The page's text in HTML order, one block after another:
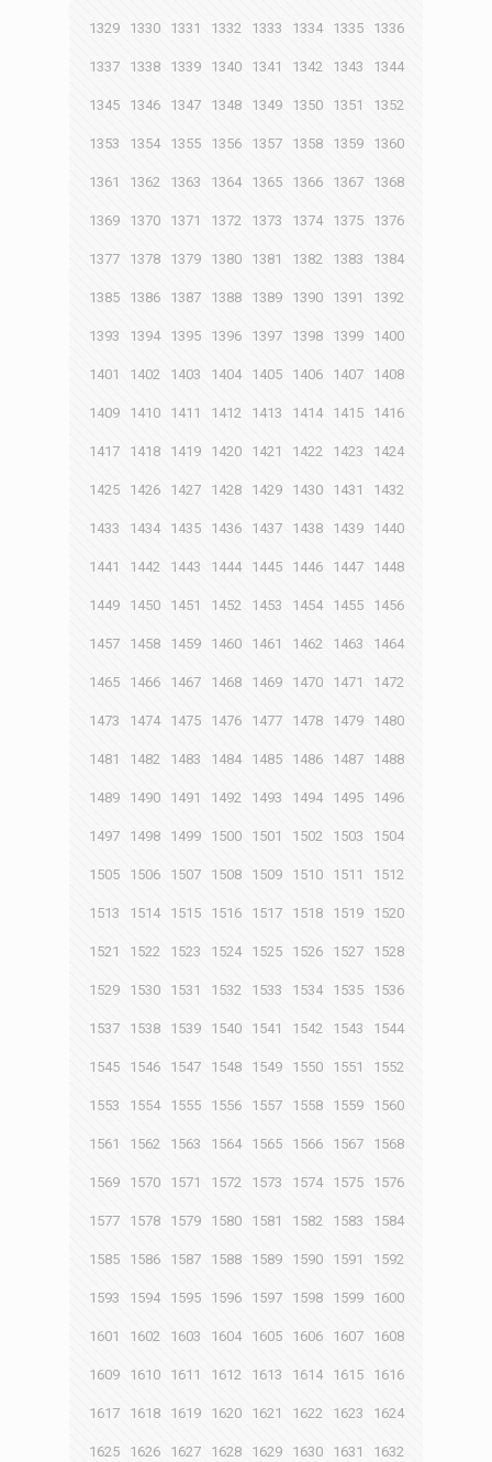
1329 1330 1331 1332 1333 1334 1335 1336
1337 1338 1339 1340 1341 1342 1343 1344
1345 1346 1347 1348 1349 1350 1351 1352
1353 1354 1355 1356 1357 1358 1359 1360
1361 1362 1363 1364 1365 1366 1367 1368
1369 1370 1371 1372 1373 1374 1375 1376
1377 1378 1379 1380 1381 1382 1383 1384
1385 1386 1387 1388 1389 1390 1391 1392
1393 1394 1395 1396 1397 1398 1399 1400
1401 1402 1403 1404 1405 1406 1407 1408
1409 1410 1411 1412 1413 1414 1415 1416
1417 1418 1419 1420 1421 1422 1423 1424
1425 1426 1427 1428 1429 1430 1431 1432
1433 1434 1435 1436 1437 1438 1439 1440
1441 1442 1443 1444 1445 1446 1447 1448
1449 1450 1451 1452 1453 1454 1455 1456
1457 1458 1459 1460 1461 1462 1463 1464
1465 1466 1467 1468 1469 1470 1471 1472
1473 1474 1475 1476 1477 1478 1479 1480
1481 1482 1483 1484 1485 1486 1487 1488
1489 1490 1491 1492 1493 1494 1495 1496
1497 1498 1499 1500 1501 1502 1503 1504
1505 1506 1507 1508 1509 1510 1511 1512
1513 1514 1515 1516 1517 1518 1519 1520
1521 1522 1523 1524 1525 1526 1527 1528
1529 1530 1531 1532 1533 1534 1535 1536
1537 1538 1539 1540 1541 1542 1543 1544
1545 1546 1547 1548 1549 1550 1551 1552
1553 1554 1555 1556 1557 1558 1559 1560
1561 1562 1563 1564 1565 1566 1567 1568
1569 1570 1571 1572 1573 1574 1575 1576
1577 1578 1579 1580 1581 1582 1583 1584
1585 1586 1587 1588 1589 1590 1591 1592
1593 1594 1595 1596 1597 1598 1599 1600
1601 1602 1603 1604 1605 1606 1607 1608
1609 1610 1611 1612 1613 1614 1615 1616
1617 1618 1619 1620 1621 1622 1623 1624
1625 1626 1627 1628 1629 1630 1631 1632